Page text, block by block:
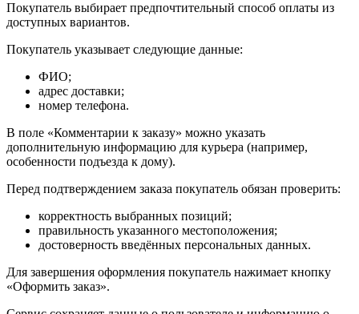
Покупатель выбирает предпочтительный способ оплаты из
доступных вариантов.
Покупатель указывает следующие данные:
ФИО;
адрес доставки;
номер телефона.
В поле «Комментарии к заказу» можно указать
дополнительную информацию для курьера (например,
особенности подъезда к дому).
Перед подтверждением заказа покупатель обязан проверить:
корректность выбранных позиций;
правильность указанного местоположения;
достоверность введённых персональных данных.
Для завершения оформления покупатель нажимает кнопку
«Оформить заказ».